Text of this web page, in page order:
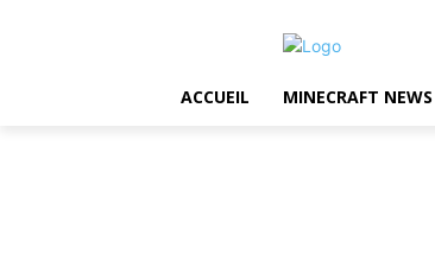
ACCUEIL MINECRAFT NEWS